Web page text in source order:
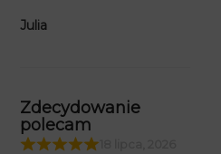
Julia
Zdecydowanie
polecam